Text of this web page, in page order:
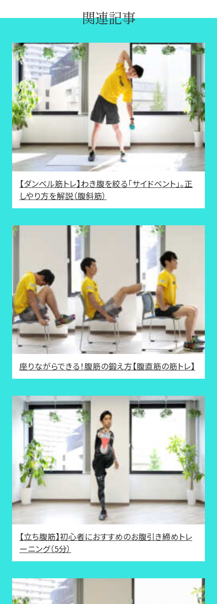
関連記事
【ダンベル筋トレ】わき腹を絞る「サイドベント」。正
しやり方を解説（腹斜筋）
座りながらできる！腹筋の鍛え方【腹直筋の筋トレ】
【立ち腹筋】初心者におすすめのお腹引き締めトレ
ーニング（5分）